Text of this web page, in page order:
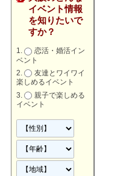
イベント情報
を知りたいで
すか？
恋活・婚活イン
ベント
友達とワイワイ
楽しめるイベント
親子で楽しめる
イベント